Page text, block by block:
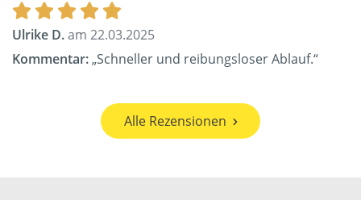
Ulrike D.am 22.03.2025
Kommentar:„Schneller und reibungsloser Ablauf.“
Alle Rezensionen